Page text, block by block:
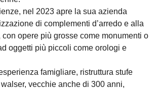
nel 2023 apre la sua azienda
di complementi d’arredo e alla
opere più grosse come monumenti o
oggetti più piccoli come orologi e
famigliare, ristruttura stufe
vecchie anche di 300 anni,